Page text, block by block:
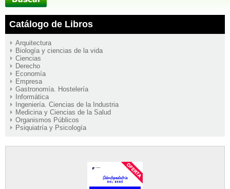
Catálogo de Libros
Arquitectura
Biología y ciencias de la vida
Ciencias
Derecho
Economía
Empresa
Gastronomía. Hostelería
Informática
Ingeniería. Ciencias de la Industria
Medicina y Ciencias de la Salud
Organismos Públicos
Psiquiatría y Psicología